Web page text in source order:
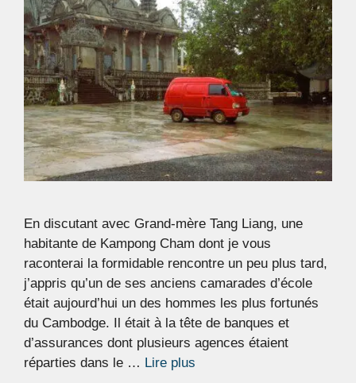
En discutant avec Grand-mère Tang Liang, une
habitante de Kampong Cham dont je vous
raconterai la formidable rencontre un peu plus tard,
j’appris qu’un de ses anciens camarades d’école
était aujourd’hui un des hommes les plus fortunés
du Cambodge. Il était à la tête de banques et
d’assurances dont plusieurs agences étaient
réparties dans le … Lire plus